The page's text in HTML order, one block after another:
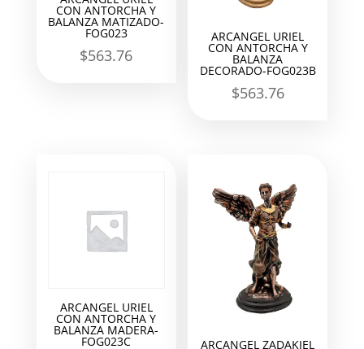
CON ANTORCHA Y
BALANZA MATIZADO-
FOG023
$563.76
ARCANGEL URIEL
CON ANTORCHA Y
BALANZA
DECORADO-FOG023B
$563.76
ARCANGEL URIEL
CON ANTORCHA Y
BALANZA MADERA-
FOG023C ARCANGEL ZADAKIEL